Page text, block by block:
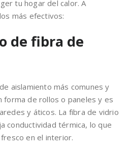
tu hogar del calor. A
más efectivos:
de fibra de
aislamiento más comunes y
forma de rollos o paneles y es
y áticos. La fibra de vidrio
conductividad térmica, lo que
en el interior.